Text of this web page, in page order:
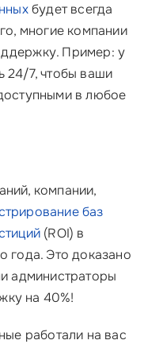
будет всегда
многие компании
Пример: у
24/7, чтобы ваши
в любое
компании,
баз
(ROI) в
года. Это доказано
администраторы
на 40%!
работали на вас